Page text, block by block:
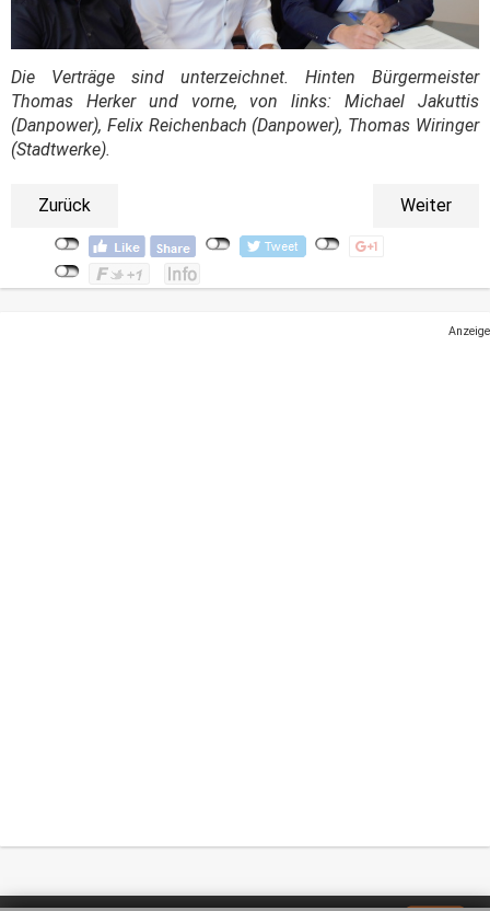
Die Verträge sind unterzeichnet. Hinten Bürgermeister
Thomas Herker und vorne, von links: Michael Jakuttis
(Danpower), Felix Reichenbach (Danpower), Thomas Wiringer
(Stadtwerke).
Zurück Weiter
Anzeige